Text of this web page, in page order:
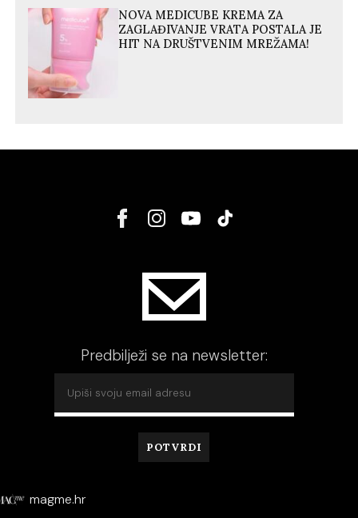
NOVA MEDICUBE KREMA ZA
ZAGLAĐIVANJE VRATA POSTALA JE
HIT NA DRUŠTVENIM MREŽAMA!
Predbilježi se na newsletter:
magme.hr